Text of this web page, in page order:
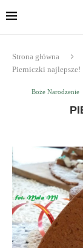
Strona główna
Pierniczki najlepsze!
Boże Narodzenie